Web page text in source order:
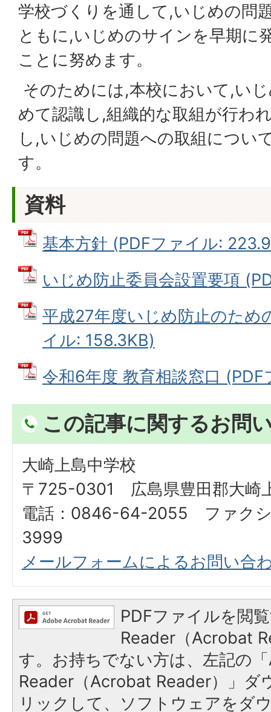
学校づくりを通して,いじめの問
ともに,いじめのサインを早期に
ことに努めます。
そのためには,本校において,い
めて認識し,組織的な取組が行わ
し,いじめの問題への取組につい
す。
資料
基本方針 (PDFファイル:
いじめ防止委員会設置要項
平成27年度いじめ防止のため
イル: 158.3KB)
令和6年度 教育相談窓口
この記事に関するお問
大崎上島中学校
〒725-0301 広島県豊田郡大崎
電話：0846-64-2055 ファク
3999
メールフォームによるお問い合
PDFファイルを閲
Reader（Acrobat
す。お持ちでない方は、左記の
Reader（Acrobat Reader）」ダ
リックして、ソフトウェアをダ